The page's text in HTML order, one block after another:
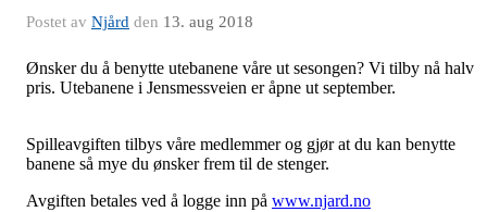
Postet av Njård den 13. aug 2018
Ønsker du å benytte utebanene våre ut sesongen? Vi tilby nå halv
pris. Utebanene i Jensmessveien er åpne ut september.
Spilleavgiften tilbys våre medlemmer og gjør at du kan benytte
banene så mye du ønsker frem til de stenger.
Avgiften betales ved å logge inn på www.njard.no